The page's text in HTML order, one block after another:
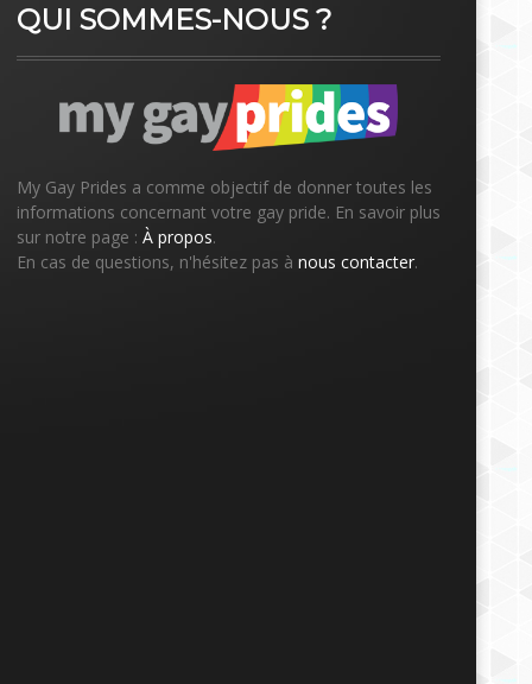
QUI SOMMES-NOUS ?
My Gay Prides a comme objectif de donner toutes les
informations concernant votre gay pride. En savoir plus
sur notre page : À propos.
En cas de questions, n'hésitez pas à nous contacter.